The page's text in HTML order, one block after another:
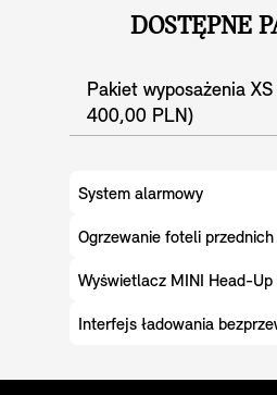
DOSTĘPNE
Pakiet wyposażenia
400,00 PLN)
System alarmowy
Ogrzewanie foteli przednich
Wyświetlacz MINI Head-Up
Interfejs ładowania